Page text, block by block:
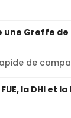
une Greffe de
de
la DHI et la